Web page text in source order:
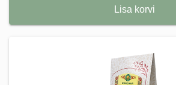
Lisa korvi